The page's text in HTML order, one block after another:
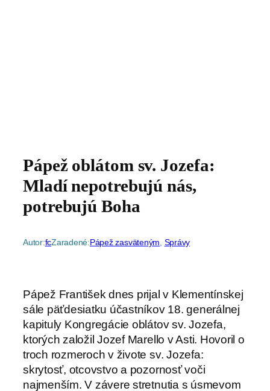
Pápež oblátom sv. Jozefa:
Mladí nepotrebujú nás,
potrebujú Boha
Autor:fcZaradené:Pápež zasväteným Správy
Pápež František dnes prijal v Klementínskej
sále päťdesiatku účastníkov 18. generálnej
kapituly Kongregácie oblátov sv. Jozefa,
ktorých založil Jozef Marello v Asti. Hovoril o
troch rozmeroch v živote sv. Jozefa:
skrytosť, otcovstvo a pozornosť voči
najmenším. V závere stretnutia s úsmevom